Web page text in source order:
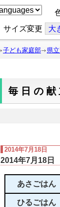
サイズ変更 大
子ども家庭部 県
毎日の献
2014年7月18日
2014年7月18日
あさごはん
ひるごはん